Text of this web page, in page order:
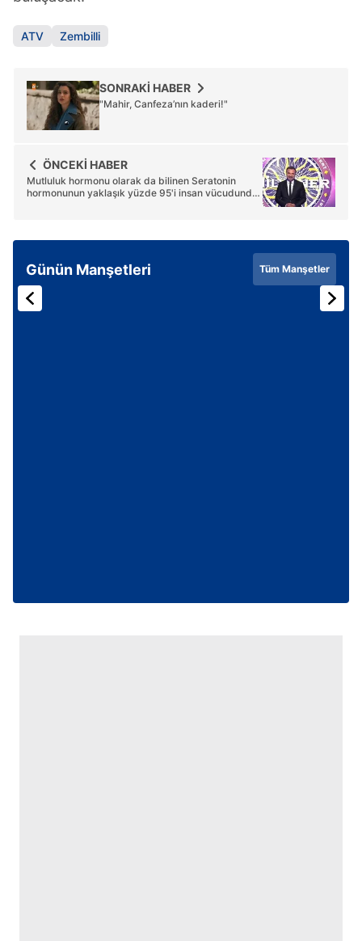
ATV Zembilli
SONRAKİ HABER
"Mahir, Canfeza’nın kaderi!"
ÖNCEKİ HABER
Mutluluk hormonu olarak da bilinen Seratonin
hormonunun yaklaşık yüzde 95'i insan vücudunda
Günün Manşetleri Tüm Manşetler